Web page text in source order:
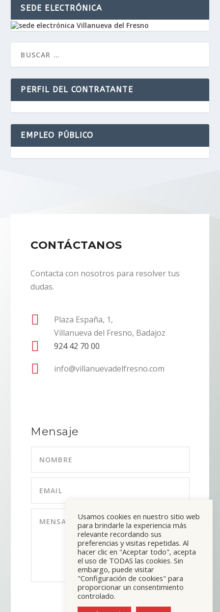
SEDE ELECTRÓNICA
PERFIL DEL CONTRATANTE
EMPLEO PÚBLICO
CONTÁCTANOS
Contacta con nosotros para resolver tus
dudas.

Plaza España, 1,
Villanueva del Fresno, Badajoz
 924 42 70 00
 info@villanuevadelfresno.com
Mensaje
12 + 8=
Usamos cookies en nuestro sitio web
para brindarle la experiencia más
relevante recordando sus
preferencias y visitas repetidas. Al
hacer clic en "Aceptar todo", acepta
el uso de TODAS las cookies. Sin
embargo, puede visitar
"Configuración de cookies" para
proporcionar un consentimiento
controlado.